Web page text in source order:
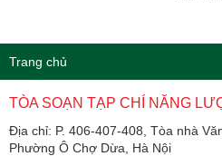
Trang chủ
TÒA SOẠN TẠP CHÍ NĂNG
Địa chỉ: P. 406-407-408, Tòa nhà
Phường Ô Chợ Dừa, Hà Nội